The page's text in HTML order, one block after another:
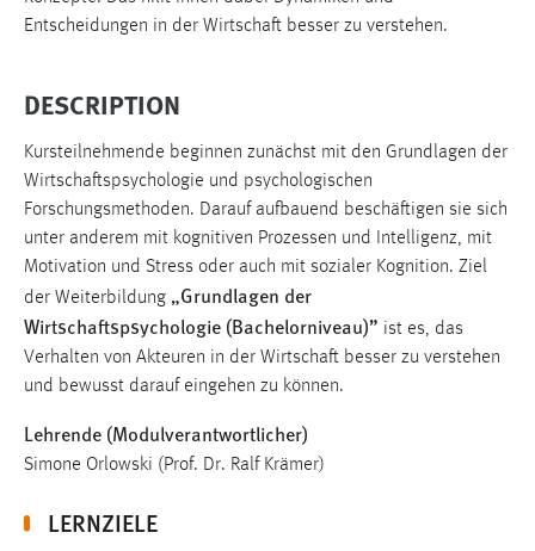
Entscheidungen in der Wirtschaft besser zu verstehen.
DESCRIPTION
Kursteilnehmende beginnen zunächst mit den Grundlagen der
Wirtschaftspsychologie und psychologischen
Forschungsmethoden. Darauf aufbauend beschäftigen sie sich
unter anderem mit kognitiven Prozessen und Intelligenz, mit
Motivation und Stress oder auch mit sozialer Kognition. Ziel
der Weiterbildung „Grundlagen der
Wirtschaftspsychologie (Bachelorniveau)” ist es, das
Verhalten von Akteuren in der Wirtschaft besser zu verstehen
und bewusst darauf eingehen zu können.
Lehrende (Modulverantwortlicher)
Simone Orlowski (Prof. Dr. Ralf Krämer)
LERNZIELE